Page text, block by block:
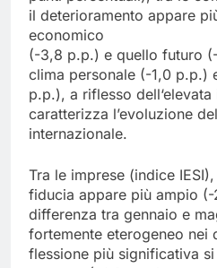
il deterioramento appare
economico
(-3,8 p.p.) e quello futuro
clima personale (-1,0 p.p.)
p.p.), a riflesso
caratterizza l’evoluzione
internazionale.
Tra le imprese (indice
fiducia appare più ampio
differenza tra gennaio e
fortemente eterogeneo nei
flessione più significativa